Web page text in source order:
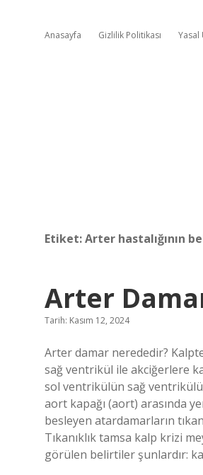
Anasayfa Gizlilik Politikası Yasal
Etiket:Arter hastalığının
Arter
Tarih: Kasım 12, 2024
Arter damar nerededir?
sağ ventrikül ile akciğerlere
sol ventrikülün sağ
aort kapağı (aort) arasında
besleyen atardamarların
Tıkanıklık tamsa kalp krizi
görülen belirtiler şunlardır: